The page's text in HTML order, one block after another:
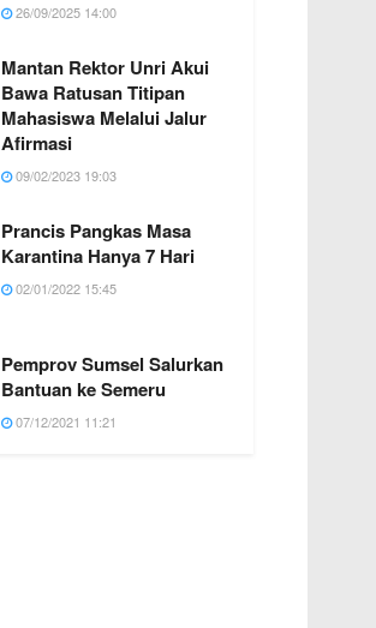
26/09/2025 14:00
Mantan Rektor Unri Akui
Bawa Ratusan Titipan
Mahasiswa Melalui Jalur
Afirmasi
09/02/2023 19:03
Prancis Pangkas Masa
Karantina Hanya 7 Hari
02/01/2022 15:45
Pemprov Sumsel Salurkan
Bantuan ke Semeru
07/12/2021 11:21